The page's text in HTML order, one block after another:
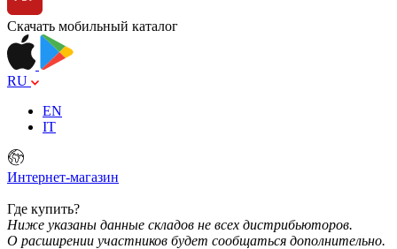
Скачать мобильный каталог
RU
EN
IT
Интернет-магазин
Где купить?
Ниже указаны данные складов не всех дистрибьюторов.
О расширении участников будет сообщаться дополнительно.